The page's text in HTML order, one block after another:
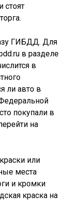
стоят
ГИБДД. Для
в разделе
в
ли авто в
покупали в
на
или
места
и кромки
краска на